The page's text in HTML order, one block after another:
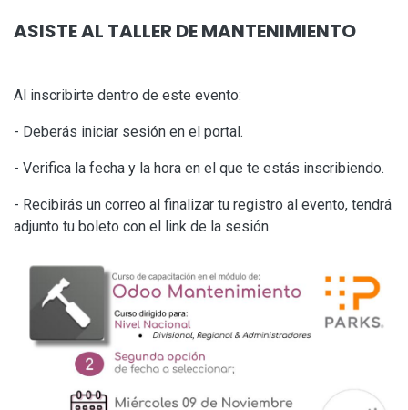
ASISTE AL TALLER DE MANTENIMIENTO
Al inscribirte dentro de este evento:
- Deberás iniciar sesión en el portal.
- Verifica la fecha y la hora en el que te estás inscribiendo.
- Recibirás un correo al finalizar tu registro al evento, tendrá
adjunto tu boleto con el link de la sesión.